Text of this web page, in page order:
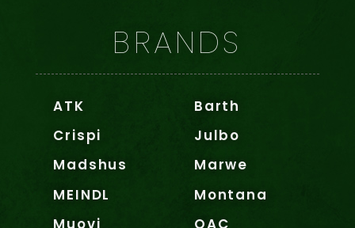
BRANDS
ATK
Barth
Crispi
Julbo
Madshus
Marwe
MEINDL
Montana
Muovi
OAC